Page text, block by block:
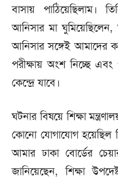
বাসায়
আনিসার মা
আনিসার সঙ্গেই আমাদের
পরীক্ষায় অংশ নিচ্ছে
কেন্দ্রে যাবে।
ঘটনার বিষয়ে শিক্ষা
কোনো যোগাযোগ হয়েছিল
আমার ঢাকা বোর্ডের
জানিয়েছেন, শিক্ষা